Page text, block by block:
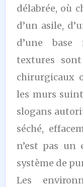
délabrée, où
d’un asile,
d’une base
textures
chirurgicaux
les murs
slogans
séché,
n’est pas un
système de
Les